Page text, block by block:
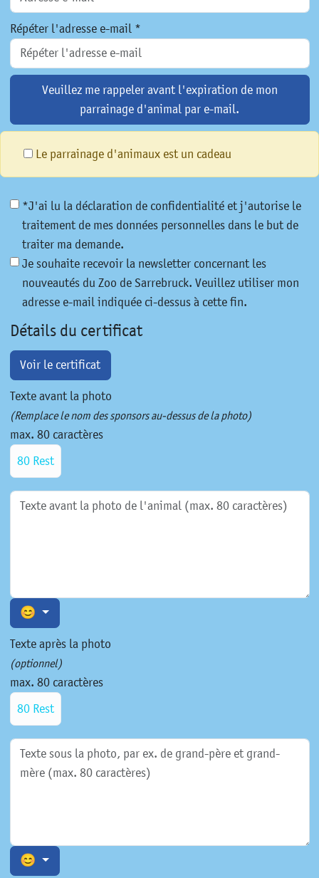
Répéter l'adresse e-mail *
Veuillez me rappeler avant l'expiration de mon
parrainage d'animal par e-mail.
Le parrainage d'animaux est un cadeau
*J'ai lu la déclaration de confidentialité et j'autorise le
traitement de mes données personnelles dans le but de
traiter ma demande.
Je souhaite recevoir la newsletter concernant les
nouveautés du Zoo de Sarrebruck. Veuillez utiliser mon
adresse e-mail indiquée ci-dessus à cette fin.
Détails du certificat
Voir le certificat
Texte avant la photo
(Remplace le nom des sponsors au-dessus de la photo)
max. 80 caractères
80 Rest
😊
Texte après la photo
(optionnel)
max. 80 caractères
80 Rest
😊